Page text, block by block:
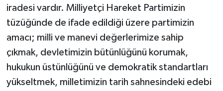
iradesi vardır. Milliyetçi Hareket Partimizin
tüzüğünde de ifade edildiği üzere partimizin
amacı; milli ve manevi değerlerimize sahip
çıkmak, devletimizin bütünlüğünü korumak,
hukukun üstünlüğünü ve demokratik standartları
yükseltmek, milletimizin tarih sahnesindeki edebi